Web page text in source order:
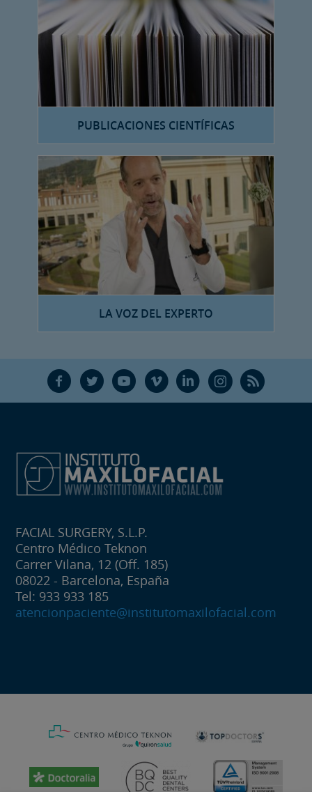
PUBLICACIONES CIENTÍFICAS
LA VOZ DEL EXPERTO
F T Y V L Ñ R
FACIAL SURGERY, S.L.P.
Centro Médico Teknon
Carrer Vilana, 12 (Off. 185)
08022 - Barcelona, España
Tel: 933 933 185
atencionpaciente@institutomaxilofacial.com